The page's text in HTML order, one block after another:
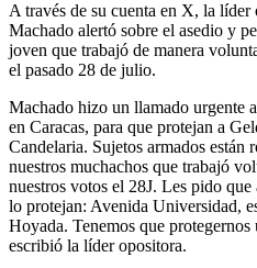
A través de su cuenta en X, la
Machado alertó sobre el asedio y
joven que trabajó de manera
el pasado 28 de julio.
Machado hizo un llamado urgente
en Caracas, para que protejan a
Candelaria. Sujetos armados están
nuestros muchachos que trabajó
nuestros votos el 28J. Les pido
lo protejan: Avenida Universidad,
Hoyada. Tenemos que
escribió la líder opositora.